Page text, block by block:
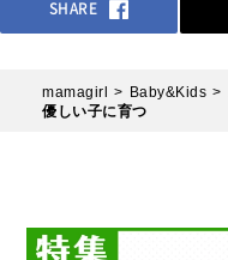
SHARE
mamagirl Baby&Kids
優しい子に育つ